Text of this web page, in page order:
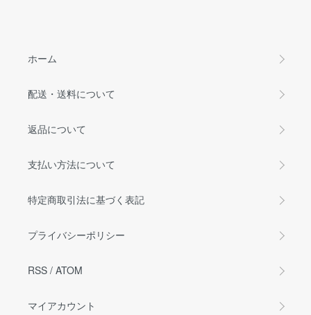
ホーム
配送・送料について
返品について
支払い方法について
特定商取引法に基づく表記
プライバシーポリシー
RSS / ATOM
マイアカウント